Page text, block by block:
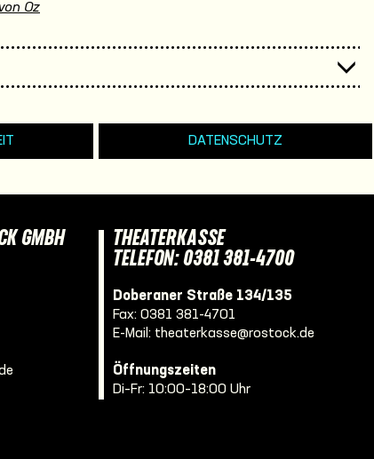
Oz
DATENSCHUTZ
GMBH
THEATERKASSE
TELEFON: 0381 381-4700
Doberaner Straße 134/135
Fax: 0381 381-4701
E-Mail: theaterkasse@rostock.de
Öffnungszeiten
Di–Fr: 10:00–18:00 Uhr